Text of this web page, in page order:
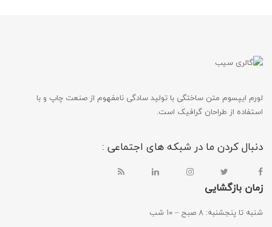
لورم ایپسوم متن ساختگی با تولید سادگی نامفهوم از صنعت چاپ و با
استفاده از طراحان گرافیک است.
دنبال کردن ما در شبکه های اجتماعی :
زمان بازگشایی
شنبه تا پنجشنبه: ۸ صبح – ۱۰ شب